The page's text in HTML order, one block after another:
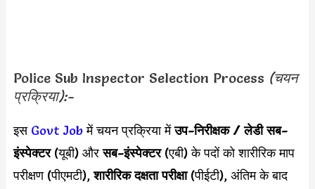
Police Sub Inspector Selection Process (चयन
प्रक्रिया):-
इस Govt Jobमें चयन प्रक्रिया मेंउप-निरीक्षक / लेडी सब-
इंस्पेक्टर(यूबी) औरसब-इंस्पेक्टर (एबी) के पदों को शारीरिक माप
परीक्षण (पीएमटी),शारीरिक दक्षता परीक्षा (पीईटी), अंतिम के बाद